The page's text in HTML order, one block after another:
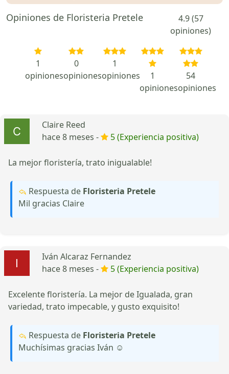
Opiniones de Floristeria Pretele
4.9 (57
opiniones)
1
opiniones
0
opiniones
1
opiniones
1
opiniones
54
opiniones
Claire Reed
hace 8 meses -
5 (Experiencia positiva)
La mejor floristería, trato inigualable!
Respuesta de Floristeria Pretele
Mil gracias Claire
Iván Alcaraz Fernandez
hace 8 meses -
5 (Experiencia positiva)
Excelente floristería. La mejor de Igualada, gran
variedad, trato impecable, y gusto exquisito!
Respuesta de Floristeria Pretele
Muchísimas gracias Iván ☺